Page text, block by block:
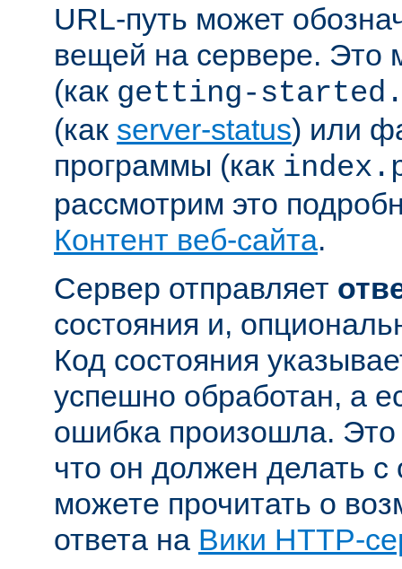
URL-путь может
вещей на сервере. Это
(как getting-
(как server-status) или
программы (как
рассмотрим это
Контент веб-сайта.
Сервер отправляет
состояния и,
Код состояния
успешно обработан, а
ошибка произошла. Это
что он должен делать
можете прочитать о
ответа на Вики HTTP-